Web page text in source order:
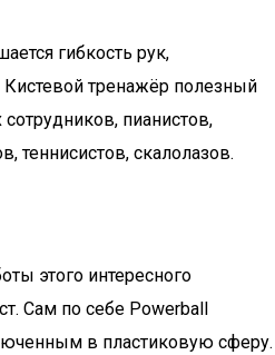
гибкость рук,
Кистевой тренажёр полезный
пианистов,
теннисистов, скалолазов.
этого интересного
Сам по себе Powerball
в пластиковую сферу.